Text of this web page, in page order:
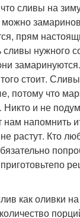
сливы на
прям
сливы нужного
стоит.
потому что
Никто и не
напомнить
растут. Кто
как оливки